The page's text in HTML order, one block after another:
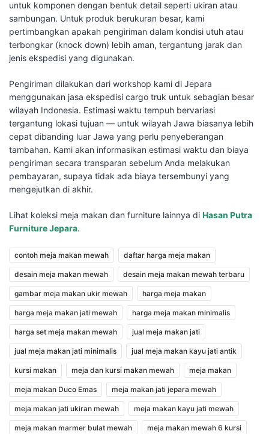
untuk komponen dengan bentuk detail seperti ukiran atau
sambungan. Untuk produk berukuran besar, kami
pertimbangkan apakah pengiriman dalam kondisi utuh atau
terbongkar (knock down) lebih aman, tergantung jarak dan
jenis ekspedisi yang digunakan.
Pengiriman dilakukan dari workshop kami di Jepara
menggunakan jasa ekspedisi cargo truk untuk sebagian besar
wilayah Indonesia. Estimasi waktu tempuh bervariasi
tergantung lokasi tujuan — untuk wilayah Jawa biasanya lebih
cepat dibanding luar Jawa yang perlu penyeberangan
tambahan. Kami akan informasikan estimasi waktu dan biaya
pengiriman secara transparan sebelum Anda melakukan
pembayaran, supaya tidak ada biaya tersembunyi yang
mengejutkan di akhir.
Lihat koleksi meja makan dan furniture lainnya di Hasan Putra
Furniture Jepara.
contoh meja makan mewah daftar harga meja makan
desain meja makan mewah desain meja makan mewah terbaru
gambar meja makan ukir mewah harga meja makan
harga meja makan jati mewah harga meja makan minimalis
harga set meja makan mewah jual meja makan jati
jual meja makan jati minimalis jual meja makan kayu jati antik
kursi makan meja dan kursi makan mewah meja makan
meja makan Duco Emas meja makan jati jepara mewah
meja makan jati ukiran mewah meja makan kayu jati mewah
meja makan marmer bulat mewah meja makan mewah 6 kursi